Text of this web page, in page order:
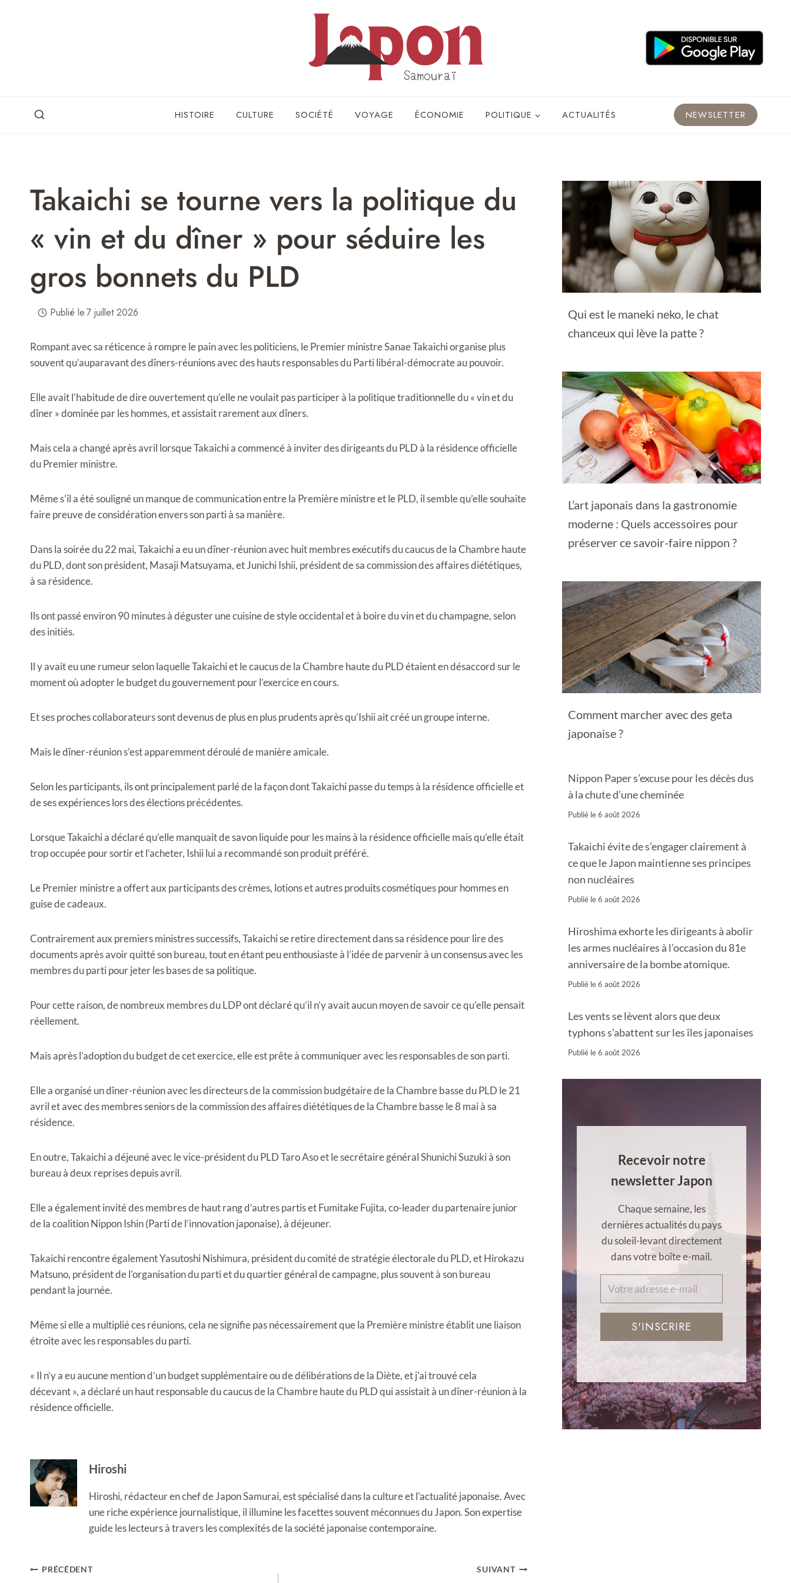
HISTOIRE CULTURE SOCIÉTÉ VOYAGE ÉCONOMIE POLITIQUE ACTUALITÉS NEWSLETTER
Takaichi se tourne vers la politique du
« vin et du dîner » pour séduire les
gros bonnets du PLD
Publié le7 juillet 2026
Rompant avec sa réticence à rompre le pain avec les politiciens, le Premier ministre Sanae Takaichi organise plus
souvent qu’auparavant des dîners-réunions avec des hauts responsables du Parti libéral-démocrate au pouvoir.
Elle avait l’habitude de dire ouvertement qu’elle ne voulait pas participer à la politique traditionnelle du « vin et du
dîner » dominée par les hommes, et assistait rarement aux dîners.
Mais cela a changé après avril lorsque Takaichi a commencé à inviter des dirigeants du PLD à la résidence officielle
du Premier ministre.
Même s’il a été souligné un manque de communication entre la Première ministre et le PLD, il semble qu’elle souhaite
faire preuve de considération envers son parti à sa manière.
Dans la soirée du 22 mai, Takaichi a eu un dîner-réunion avec huit membres exécutifs du caucus de la Chambre haute
du PLD, dont son président, Masaji Matsuyama, et Junichi Ishii, président de sa commission des affaires diététiques,
à sa résidence.
Ils ont passé environ 90 minutes à déguster une cuisine de style occidental et à boire du vin et du champagne, selon
des initiés.
Il y avait eu une rumeur selon laquelle Takaichi et le caucus de la Chambre haute du PLD étaient en désaccord sur le
moment où adopter le budget du gouvernement pour l’exercice en cours.
Et ses proches collaborateurs sont devenus de plus en plus prudents après qu’Ishii ait créé un groupe interne.
Mais le dîner-réunion s’est apparemment déroulé de manière amicale.
Selon les participants, ils ont principalement parlé de la façon dont Takaichi passe du temps à la résidence officielle et
de ses expériences lors des élections précédentes.
Lorsque Takaichi a déclaré qu’elle manquait de savon liquide pour les mains à la résidence officielle mais qu’elle était
trop occupée pour sortir et l’acheter, Ishii lui a recommandé son produit préféré.
Le Premier ministre a offert aux participants des crèmes, lotions et autres produits cosmétiques pour hommes en
guise de cadeaux.
Contrairement aux premiers ministres successifs, Takaichi se retire directement dans sa résidence pour lire des
documents après avoir quitté son bureau, tout en étant peu enthousiaste à l’idée de parvenir à un consensus avec les
membres du parti pour jeter les bases de sa politique.
Pour cette raison, de nombreux membres du LDP ont déclaré qu’il n’y avait aucun moyen de savoir ce qu’elle pensait
réellement.
Mais après l’adoption du budget de cet exercice, elle est prête à communiquer avec les responsables de son parti.
Elle a organisé un dîner-réunion avec les directeurs de la commission budgétaire de la Chambre basse du PLD le 21
avril et avec des membres seniors de la commission des affaires diététiques de la Chambre basse le 8 mai à sa
résidence.
En outre, Takaichi a déjeuné avec le vice-président du PLD Taro Aso et le secrétaire général Shunichi Suzuki à son
bureau à deux reprises depuis avril.
Elle a également invité des membres de haut rang d’autres partis et Fumitake Fujita, co-leader du partenaire junior
de la coalition Nippon Ishin (Parti de l’innovation japonaise), à ​​déjeuner.
Takaichi rencontre également Yasutoshi Nishimura, président du comité de stratégie électorale du PLD, et Hirokazu
Matsuno, président de l’organisation du parti et du quartier général de campagne, plus souvent à son bureau
pendant la journée.
Même si elle a multiplié ces réunions, cela ne signifie pas nécessairement que la Première ministre établit une liaison
étroite avec les responsables du parti.
« Il n’y a eu aucune mention d’un budget supplémentaire ou de délibérations de la Diète, et j’ai trouvé cela
décevant », a déclaré un haut responsable du caucus de la Chambre haute du PLD qui assistait à un dîner-réunion à la
résidence officielle.
Hiroshi
Hiroshi, rédacteur en chef de Japon Samurai, est spécialisé dans la culture et l'actualité japonaise. Avec
une riche expérience journalistique, il illumine les facettes souvent méconnues du Japon. Son expertise
guide les lecteurs à travers les complexités de la société japonaise contemporaine.
Navigation
PRÉCÉDENT SUIVANT
Qui est le maneki neko, le chat
chanceux qui lève la patte ?
L’art japonais dans la gastronomie
moderne : Quels accessoires pour
préserver ce savoir-faire nippon ?
Comment marcher avec des geta
japonaise ?
Nippon Paper s’excuse pour les décès dus
à la chute d’une cheminée
Publié le6 août 2026
Takaichi évite de s’engager clairement à
ce que le Japon maintienne ses principes
non nucléaires
Publié le6 août 2026
Hiroshima exhorte les dirigeants à abolir
les armes nucléaires à l’occasion du 81e
anniversaire de la bombe atomique.
Publié le6 août 2026
Les vents se lèvent alors que deux
typhons s’abattent sur les îles japonaises
Publié le6 août 2026
Recevoir notre
newsletter Japon
Chaque semaine, les
dernières actualités du pays
du soleil-levant directement
dans votre boîte e-mail.
S'INSCRIRE